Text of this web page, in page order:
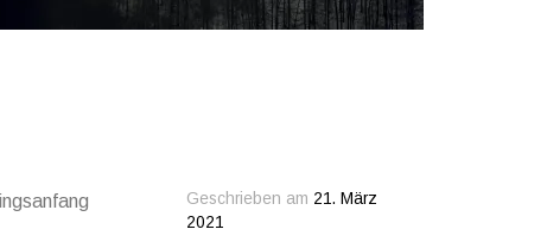
Geschrieben am 21. März
2021